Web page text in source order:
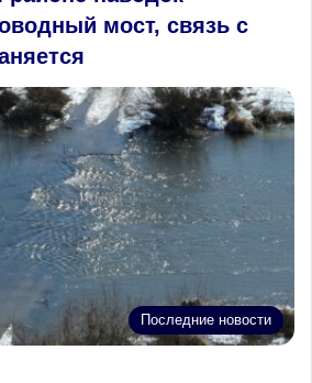
мост, связь с
Последние новости